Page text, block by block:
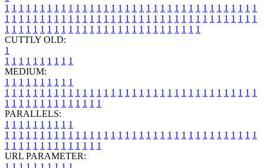
1 1 1 1 1 1 1 1 1 1 1 1 1 1 1 1 1 1 1 1 1 1 1 1 1 1 1 1 1 1 1 1 1 1 1 1
1 1 1 1 1 1 1 1 1 1 1 1 1 1 1 1 1 1 1 1 1 1 1 1 1 1 1 1 1 1 1 1 1 1 1 1
1 1 1 1 1 1 1 1 1 1 1 1 1 1 1 1 1 1 1 1 1 1 1 1 1 1 1 1
CUTTLY OLD:
1
1 1 1 1 1 1 1 1 1 1
MEDIUM:
1 1 1 1 1 1 1 1 1 1
1 1 1 1 1 1 1 1 1 1 1 1 1 1 1 1 1 1 1 1 1 1 1 1 1 1 1 1 1 1 1 1 1 1 1 1
1 1 1 1 1 1 1 1 1 1 1 1 1 1
PARALLELS:
1 1 1 1 1 1 1 1 1 1
1 1 1 1 1 1 1 1 1 1 1 1 1 1 1 1 1 1 1 1 1 1 1 1 1 1 1 1 1 1 1 1 1 1 1 1
1 1 1 1 1 1 1 1 1 1 1 1 1 1
URL PARAMETER: